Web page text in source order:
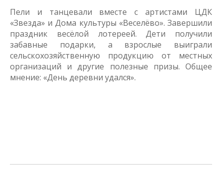
Пели и танцевали вместе с артистами ЦДК
«Звезда» и Дома культуры «Веселёво». Завершили
праздник весёлой лотереей. Дети получили
забавные подарки, а взрослые выиграли
сельскохозяйственную продукцию от местных
организаций и другие полезные призы. Общее
мнение: «День деревни удался».